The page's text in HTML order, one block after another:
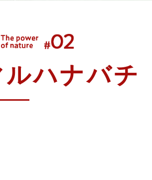
ルハナバチ